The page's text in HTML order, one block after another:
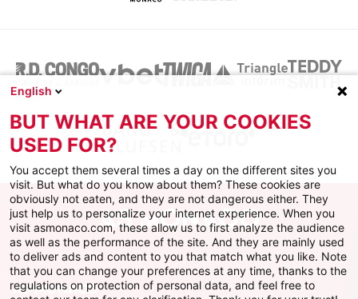
AS MONACO
English
BUT WHAT ARE YOUR COOKIES
USED FOR?
You accept them several times a day on the different sites you
visit. But what do you know about them? These cookies are
obviously not eaten, and they are not dangerous either. They
just help us to personalize your internet experience. When you
visit asmonaco.com, these allow us to first analyze the audience
as well as the performance of the site. And they are mainly used
to deliver ads and content to you that match what you like. Note
that you can change your preferences at any time, thanks to the
regulations on protection of personal data, and feel free to